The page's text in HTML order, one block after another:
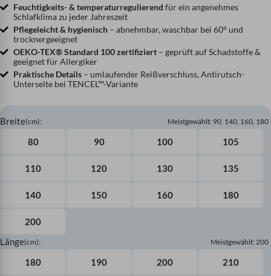
Feuchtigkeits- & temperaturregulierend für ein angenehmes
Schlafklima zu jeder Jahreszeit
Pflegeleicht & hygienisch – abnehmbar, waschbar bei 60° und
trocknergeeignet
OEKO-TEX® Standard 100 zertifiziert – geprüft auf Schadstoffe &
geeignet für Allergiker
Praktische Details – umlaufender Reißverschluss, Antirutsch-
Unterseite bei TENCEL™-Variante
Breite(cm): Meistgewählt: 90, 140, 160, 180
80 90 100 105
110 120 130 135
140 150 160 180
200
Länge(cm): Meistgewählt: 200
180 190 200 210